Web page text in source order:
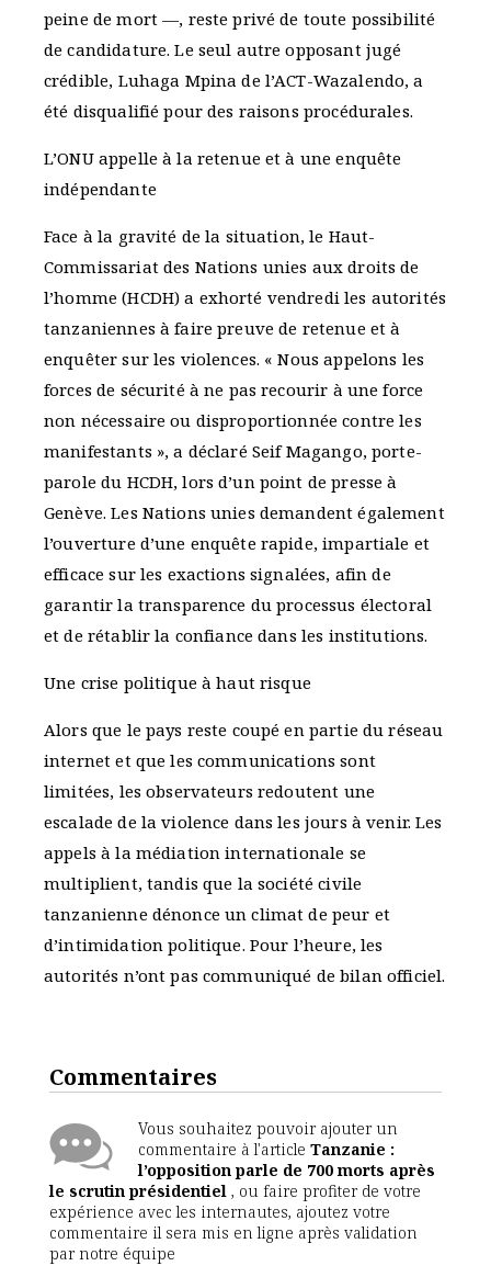
peine de mort —, reste privé de toute possibilité
de candidature. Le seul autre opposant jugé
crédible, Luhaga Mpina de l’ACT-Wazalendo, a
été disqualifié pour des raisons procédurales.
L’ONU appelle à la retenue et à une enquête
indépendante
Face à la gravité de la situation, le Haut-
Commissariat des Nations unies aux droits de
l’homme (HCDH) a exhorté vendredi les autorités
tanzaniennes à faire preuve de retenue et à
enquêter sur les violences. « Nous appelons les
forces de sécurité à ne pas recourir à une force
non nécessaire ou disproportionnée contre les
manifestants », a déclaré Seif Magango, porte-
parole du HCDH, lors d’un point de presse à
Genève. Les Nations unies demandent également
l’ouverture d’une enquête rapide, impartiale et
efficace sur les exactions signalées, afin de
garantir la transparence du processus électoral
et de rétablir la confiance dans les institutions.
Une crise politique à haut risque
Alors que le pays reste coupé en partie du réseau
internet et que les communications sont
limitées, les observateurs redoutent une
escalade de la violence dans les jours à venir. Les
appels à la médiation internationale se
multiplient, tandis que la société civile
tanzanienne dénonce un climat de peur et
d’intimidation politique. Pour l’heure, les
autorités n’ont pas communiqué de bilan officiel.
Commentaires
Vous souhaitez pouvoir ajouter un
commentaire à l'article Tanzanie :
l’opposition parle de 700 morts après
le scrutin présidentiel , ou faire profiter de votre
expérience avec les internautes, ajoutez votre
commentaire il sera mis en ligne après validation
par notre équipe